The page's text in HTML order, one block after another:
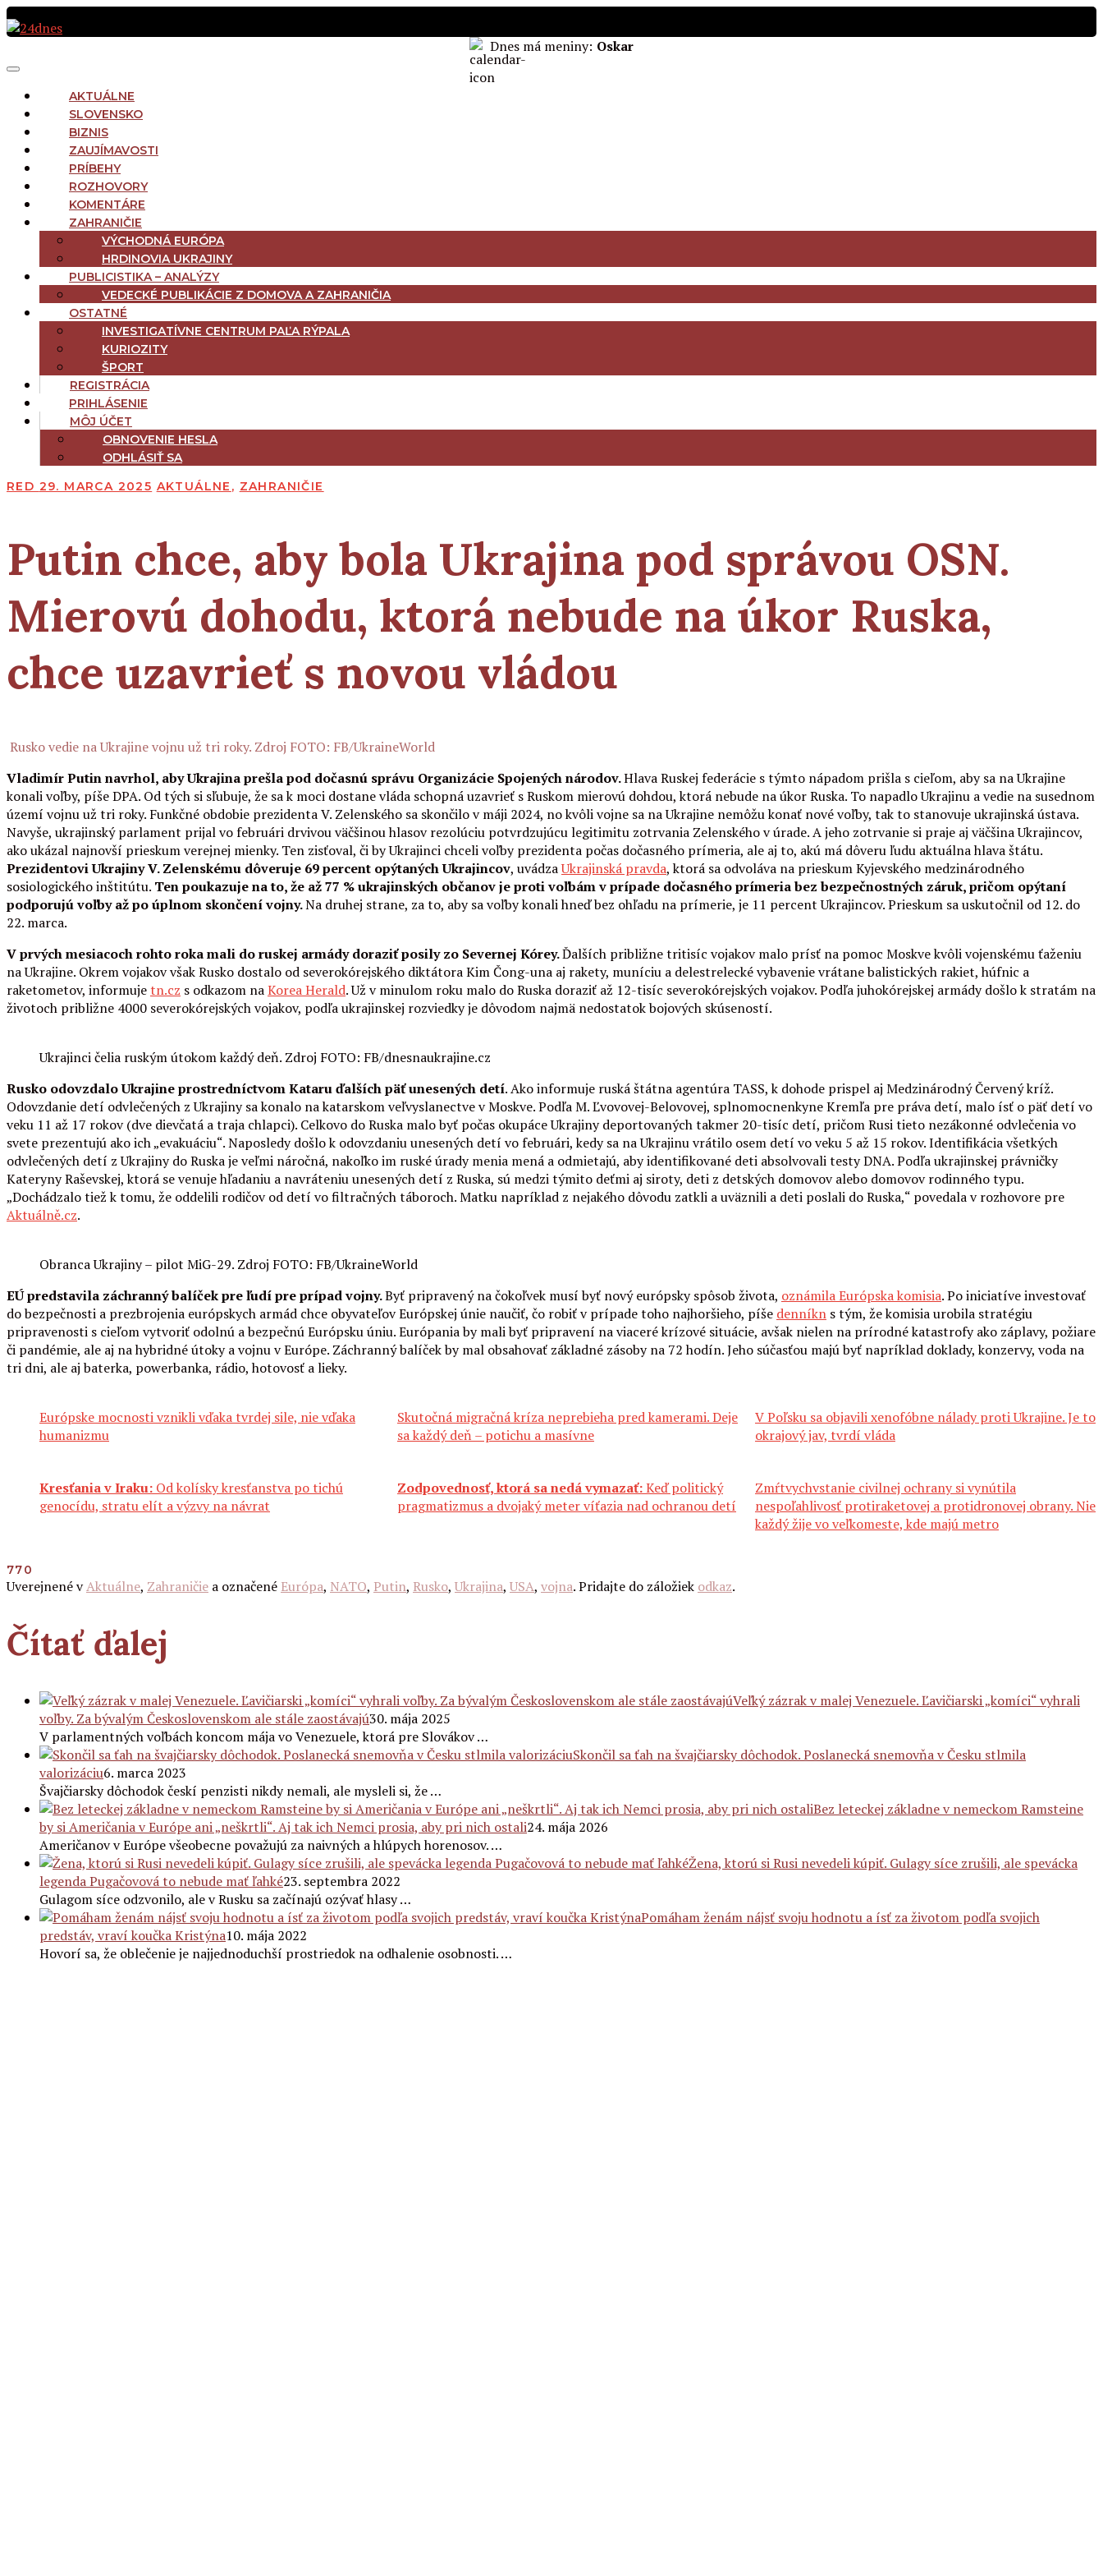
Preskočiť
na
Dnes má meniny: Oskar
Menu
AKTUÁLNE
SLOVENSKO
BIZNIS
ZAUJÍMAVOSTI
PRÍBEHY
ROZHOVORY
KOMENTÁRE
ZAHRANIČIE
VÝCHODNÁ EURÓPA
HRDINOVIA UKRAJINY
PUBLICISTIKA – ANALÝZY
VEDECKÉ PUBLIKÁCIE Z DOMOVA A ZAHRANIČIA
OSTATNÉ
INVESTIGATÍVNE CENTRUM PAĽA RÝPALA
KURIOZITY
ŠPORT
REGISTRÁCIA
PRIHLÁSENIE
MÔJ ÚČET
OBNOVENIE HESLA
ODHLÁSIŤ SA
RED 29. MARCA 2025 AKTUÁLNE , ZAHRANIČIE
Putin chce, aby bola Ukrajina pod správou OSN.
Mierovú dohodu, ktorá nebude na úkor Ruska,
chce uzavrieť s novou vládou
Rusko vedie na Ukrajine vojnu už tri roky. Zdroj FOTO: FB/UkraineWorld
Vladimír Putin navrhol, aby Ukrajina prešla pod dočasnú správu Organizácie Spojených národov.Hlava Ruskej federácie s týmto nápadom prišla s cieľom, aby sa na Ukrajine
konali voľby, píše DPA. Od tých si sľubuje, že sa k moci dostane vláda schopná uzavrieť s Ruskom mierovú dohdou, ktorá nebude na úkor Ruska. To napadlo Ukrajinu a vedie na susednom
území vojnu už tri roky. Funkčné obdobie prezidenta V. Zelenského sa skončilo v máji 2024, no kvôli vojne sa na Ukrajine nemôžu konať nové voľby, tak to stanovuje ukrajinská ústava.
Navyše, ukrajinský parlament prijal vo februári drvivou väčšinou hlasov rezolúciu potvrdzujúcu legitimitu zotrvania Zelenského v úrade. A jeho zotrvanie si praje aj väčšina Ukrajincov,
ako ukázal najnovší prieskum verejnej mienky. Ten zisťoval, či by Ukrajinci chceli voľby prezidenta počas dočasného prímeria, ale aj to, akú má dôveru ľudu aktuálna hlava štátu.
Prezidentovi Ukrajiny V. Zelenskému dôveruje 69 percent opýtaných Ukrajincov, uvádzaUkrajinská pravda, ktorá sa odvoláva na prieskum Kyjevského medzinárodného
sosiologického inštitútu. Ten poukazuje na to, že až 77 % ukrajinských občanov je proti voľbám v prípade dočasného prímeria bez bezpečnostných záruk, pričom opýtaní
podporujú voľby až po úplnom skončení vojny.Na druhej strane, za to, aby sa voľby konali hneď bez ohľadu na prímerie, je 11 percent Ukrajincov. Prieskum sa uskutočnil od 12. do
22. marca.
V prvých mesiacoch rohto roka mali do ruskej armády doraziť posily zo Severnej Kórey.Ďalších približne tritisíc vojakov malo prísť na pomoc Moskve kvôli vojenskému ťaženiu
na Ukrajine. Okrem vojakov však Rusko dostalo od severokórejského diktátora Kim Čong-una aj rakety, muníciu a delestrelecké vybavenie vrátane balistických rakiet, húfnic a
raketometov, informujetn.cz s odkazom naKorea Herald. Už v minulom roku malo do Ruska doraziť až 12-tisíc severokórejských vojakov. Podľa juhokórejskej armády došlo k stratám na
životoch približne 4000 severokórejských vojakov, podľa ukrajinskej rozviedky je dôvodom najmä nedostatok bojových skúseností.
Ukrajinci čelia ruským útokom každý deň. Zdroj FOTO: FB/dnesnaukrajine.cz
Rusko odovzdalo Ukrajine prostredníctvom Kataru ďalších päť unesených detí. Ako informuje ruská štátna agentúra TASS, k dohode prispel aj Medzinárodný Červený kríž.
Odovzdanie detí odvlečených z Ukrajiny sa konalo na katarskom veľvyslanectve v Moskve. Podľa M. Ľvovovej-Belovovej, splnomocnenkyne Kremľa pre práva detí, malo ísť o päť detí vo
veku 11 až 17 rokov (dve dievčatá a traja chlapci). Celkovo do Ruska malo byť počas okupáce Ukrajiny deportovaných takmer 20-tisíc detí, pričom Rusi tieto nezákonné odvlečenia vo
svete prezentujú ako ich „evakuáciu“. Naposledy došlo k odovzdaniu unesených detí vo februári, kedy sa na Ukrajinu vrátilo osem detí vo veku 5 až 15 rokov. Identifikácia všetkých
odvlečených detí z Ukrajiny do Ruska je veľmi náročná, nakoľko im ruské úrady menia mená a odmietajú, aby identifikované deti absolvovali testy DNA. Podľa ukrajinskej právničky
Kateryny Raševskej, ktorá se venuje hľadaniu a navráteniu unesených detí z Ruska, sú medzi týmito deťmi aj siroty, deti z detských domovov alebo domovov rodinného typu.
„Dochádzalo tiež k tomu, že oddelili rodičov od detí vo filtračných táboroch. Matku napríklad z nejakého dôvodu zatkli a uväznili a deti poslali do Ruska,“ povedala v rozhovore pre
Aktuálně.cz.
Obranca Ukrajiny – pilot MiG-29. Zdroj FOTO: FB/UkraineWorld
EÚ predstavila záchranný balíček pre ľudí pre prípad vojny.Byť pripravený na čokoľvek musí byť nový európsky spôsob života, oznámila Európska komisia. Po iniciatíve investovať
do bezpečnosti a prezbrojenia európskych armád chce obyvateľov Európskej únie naučiť, čo robiť v prípade toho najhoršieho, píše denníkn s tým, že komisia urobila stratégiu
pripravenosti s cieľom vytvoriť odolnú a bezpečnú Európsku úniu. Európania by mali byť pripravení na viaceré krízové situácie, avšak nielen na prírodné katastrofy ako záplavy, požiare
či pandémie, ale aj na hybridné útoky a vojnu v Európe. Záchranný balíček by mal obsahovať základné zásoby na 72 hodín. Jeho súčasťou majú byť napríklad doklady, konzervy, voda na
tri dni, ale aj baterka, powerbanka, rádio, hotovosť a lieky.
Európske mocnosti vznikli vďaka tvrdej sile, nie vďaka
humanizmu
Skutočná migračná kríza neprebieha pred kamerami. Deje
sa každý deň – potichu a masívne
V Poľsku sa objavili xenofóbne nálady proti Ukrajine. Je to
okrajový jav, tvrdí vláda
Kresťania v Iraku: Od kolísky kresťanstva po tichú
genocídu, stratu elít a výzvy na návrat
Zodpovednosť, ktorá sa nedá vymazať:Keď politický
pragmatizmus a dvojaký meter víťazia nad ochranou detí
Zmŕtvychvstanie civilnej ochrany si vynútila
nespoľahlivosť protiraketovej a protidronovej obrany. Nie
každý žije vo veľkomeste, kde majú metro
770
Uverejnené vAktuálne, Zahraničie a označené Európa, NATO, Putin, Rusko, Ukrajina, USA, vojna. Pridajte do záložiek odkaz.
Čítať ďalej
Veľký zázrak v malej Venezuele. Ľavičiarski „komíci“ vyhrali
voľby. Za bývalým Československom ale stále zaostávajú30. mája 2025
V parlamentných voľbách koncom mája vo Venezuele, ktorá pre Slovákov …
Skončil sa ťah na švajčiarsky dôchodok. Poslanecká snemovňa v Česku stlmila
valorizáciu6. marca 2023
Švajčiarsky dôchodok českí penzisti nikdy nemali, ale mysleli si, že …
Bez leteckej základne v nemeckom Ramsteine
by si Američania v Európe ani „neškrtli“. Aj tak ich Nemci prosia, aby pri nich ostali24. mája 2026
Američanov v Európe všeobecne považujú za naivných a hlúpych horenosov. …
Žena, ktorú si Rusi nevedeli kúpiť. Gulagy síce zrušili, ale spevácka
legenda Pugačovová to nebude mať ľahké23. septembra 2022
Gulagom síce odzvonilo, ale v Rusku sa začínajú ozývať hlasy …
Pomáham ženám nájsť svoju hodnotu a ísť za životom podľa svojich
predstáv, vraví koučka Kristýna10. mája 2022
Hovorí sa, že oblečenie je najjednoduchší prostriedok na odhalenie osobnosti. …